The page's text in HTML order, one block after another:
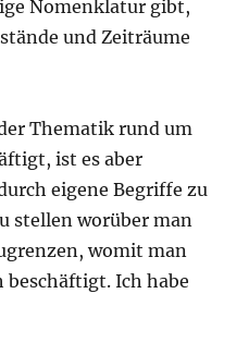
Nomenklatur gibt,
und Zeiträume
Thematik rund um
ist es aber
eigene Begriffe zu
stellen worüber man
womit man
beschäftigt. Ich habe